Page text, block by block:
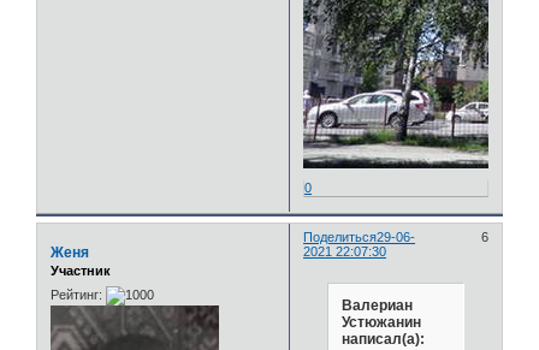
0
Поделиться 6
29-06-
2021 22:07:30
Женя
Участник
Рейтинг:
Валериан
Устюжанин
написал(а):